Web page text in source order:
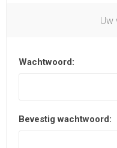
Uw
Wachtwoord:
Bevestig wachtwoord: